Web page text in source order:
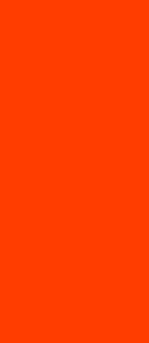
Hub Social
08010 Barcelona